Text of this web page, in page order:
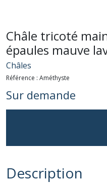
Châle tricoté
épaules mauve
Châles
Référence : Améthyste
Sur demande
Description